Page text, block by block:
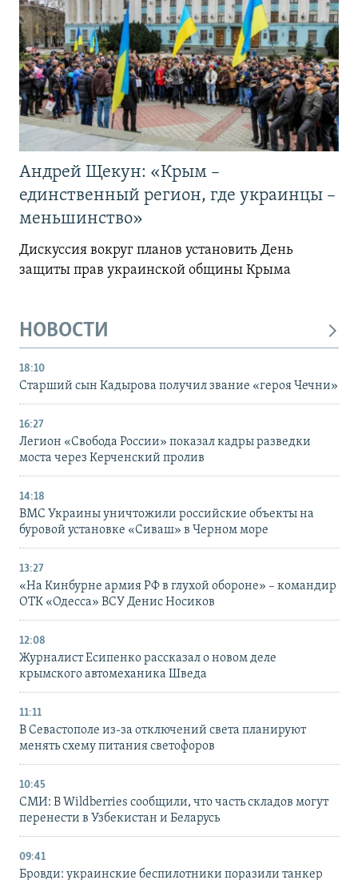
Андрей Щекун: «Крым –
единственный регион, где украинцы –
меньшинство»
Дискуссия вокруг планов установить День
защиты прав украинской общины Крыма
НОВОСТИ
18:10
Старший сын Кадырова получил звание «героя Чечни»
16:27
Легион «Свобода России» показал кадры разведки
моста через Керченский пролив
14:18
ВМС Украины уничтожили российские объекты на
буровой установке «Сиваш» в Черном море
13:27
«На Кинбурне армия РФ в глухой обороне» – командир
ОТК «Одесса» ВСУ Денис Носиков
12:08
Журналист Есипенко рассказал о новом деле
крымского автомеханика Шведа
11:11
В Севастополе из-за отключений света планируют
менять схему питания светофоров
10:45
СМИ: В Wildberries сообщили, что часть складов могут
перенести в Узбекистан и Беларусь
09:41
Бровди: украинские беспилотники поразили танкер